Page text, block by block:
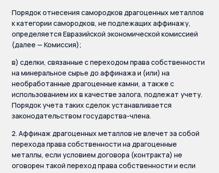
Порядок отнесения самородков драгоценных металлов
к категории самородков, не подлежащих аффинажу,
определяется Евразийской экономической комиссией
(далее — Комиссия);
в) сделки, связанные с переходом права собственности
на минеральное сырье до аффинажа и (или) на
необработанные драгоценные камни, а также с
использованием их в качестве залога, подлежат учету.
Порядок учета таких сделок устанавливается
законодательством государства-члена.
2. Аффинаж драгоценных металлов не влечет за собой
перехода права собственности на драгоценные
металлы, если условием договора (контракта) не
оговорен такой переход права собственности и если